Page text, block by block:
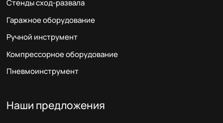
Стенды сход-развала
Гаражное оборудование
Ручной инструмент
Компрессорное оборудование
Пневмоинструмент
Наши предложения